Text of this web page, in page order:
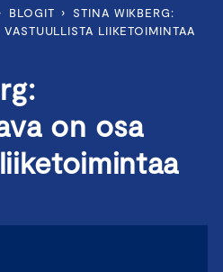
BLOGIT ›
STINA WIKBERG:
LIIKETOIMINTAA
on osa